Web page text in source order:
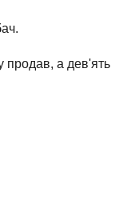
продав, а дев'ять